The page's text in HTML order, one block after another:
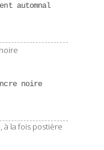
automnal
noire